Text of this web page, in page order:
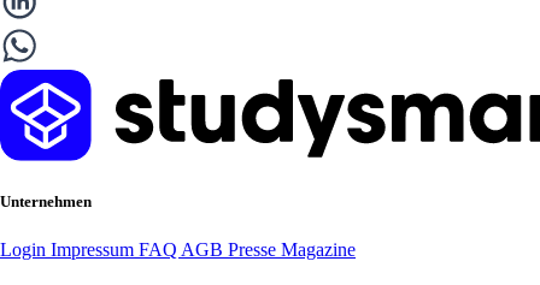
Unternehmen
Login Impressum FAQ AGB Presse Magazine